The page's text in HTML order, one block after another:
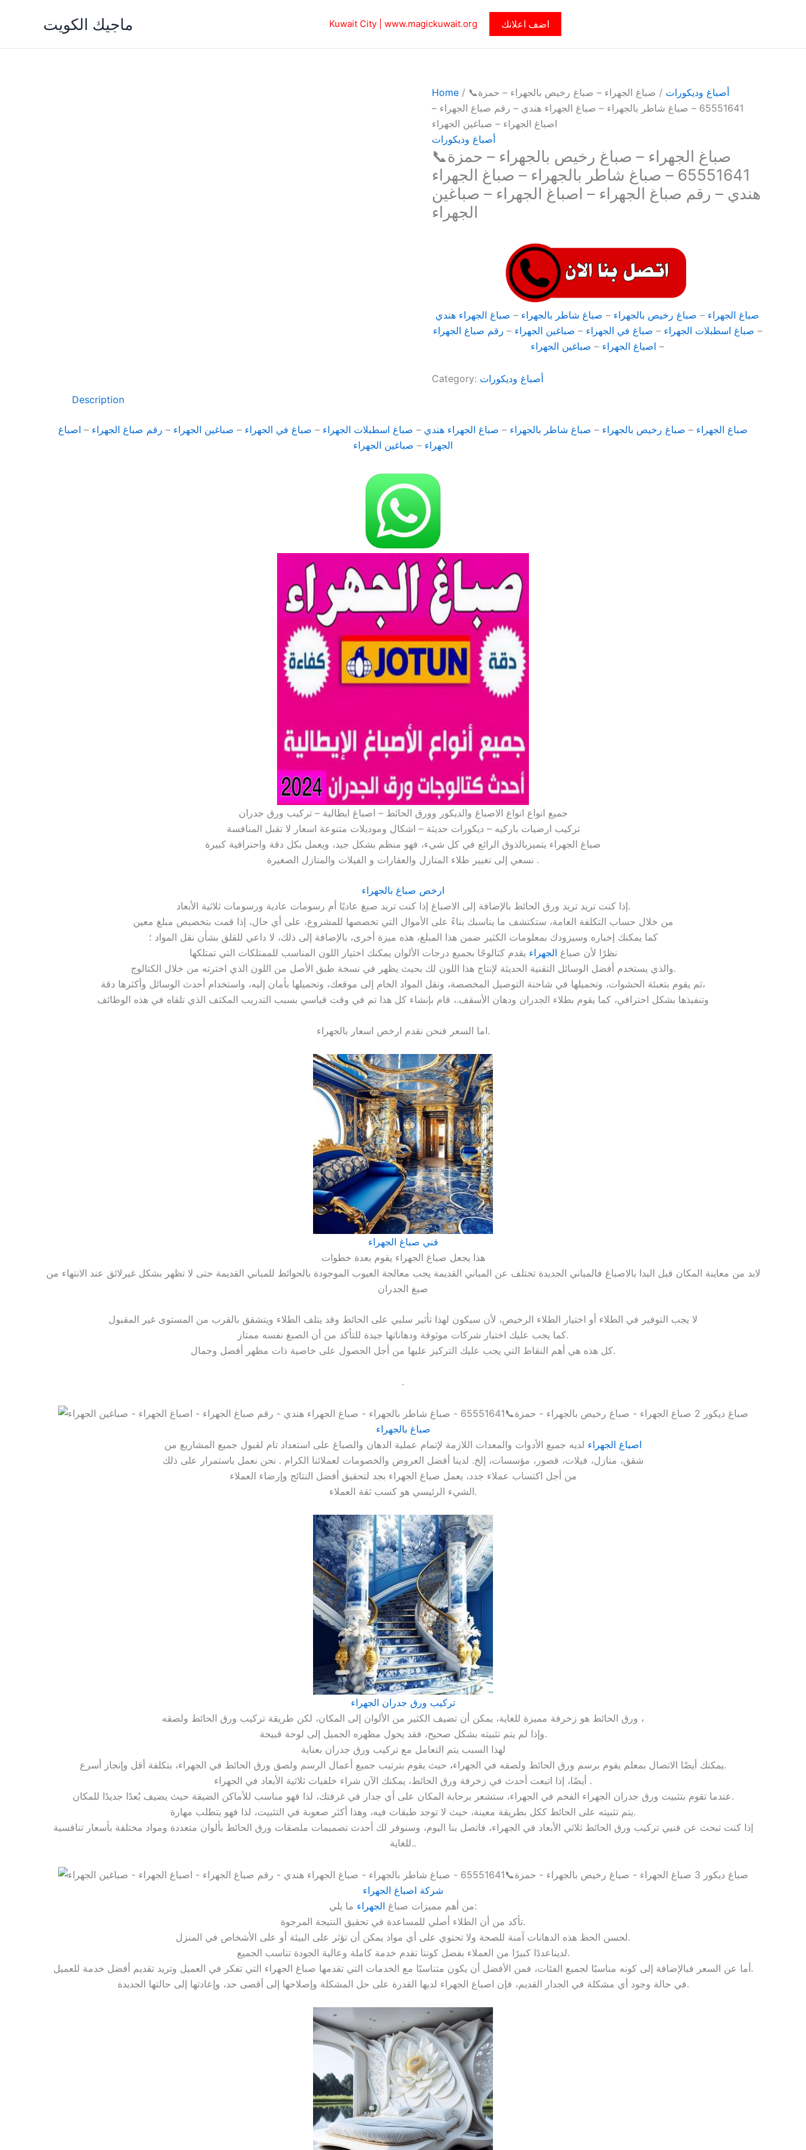
ماجيك الكويت Kuwait City | www.magickuwait.org اضف اعلانك
Home / أصباغ وديكورات / صباغ الجهراء – صباغ رخيص بالجهراء – حمزة📞
65551641 – صباغ شاطر بالجهراء – صباغ الجهراء هندي – رقم صباغ الجهراء –
اصباغ الجهراء – صباغين الجهراء
أصباغ وديكورات
صباغ الجهراء – صباغ رخيص بالجهراء – حمزة📞
65551641 – صباغ شاطر بالجهراء – صباغ الجهراء
هندي – رقم صباغ الجهراء – اصباغ الجهراء – صباغين
الجهراء
صباغ الجهراء – صباغ رخيص بالجهراء – صباغ شاطر بالجهراء – صباغ الجهراء هندي
– صباغ اسطبلات الجهراء – صباغ في الجهراء – صباغين الجهراء – رقم صباغ الجهراء
– اصباغ الجهراء – صباغين الجهراء
Category: أصباغ وديكورات
Description
صباغ الجهراء – صباغ رخيص بالجهراء – صباغ شاطر بالجهراء – صباغ الجهراء هندي – صباغ اسطبلات الجهراء – صباغ في الجهراء – صباغين الجهراء – رقم صباغ الجهراء – اصباغ
الجهراء – صباغين الجهراء
جميع انواع انواع الاصباغ والديكور وورق الحائط – اصباغ ايطالية – تركيب ورق جدران
تركيب ارضيات باركيه – ديكورات حديثة – اشكال وموديلات متنوعة اسعار لا تقبل المنافسة
صباغ الجهراء يتميزبالذوق الرائع في كل شيء، فهو منظم بشكل جيد، ويعمل بكل دقة واحترافية كبيرة
نسعي إلى تغيير طلاء المنازل والعقارات و الفيلات والمنازل الصغيرة .
ارخص صباغ بالجهراء
إذا كنت تريد تريد ورق الحائط بالإضافة إلى الاصباغ إذا كنت تريد صبغ عاديًا أم رسومات عادية ورسومات ثلاثية الأبعاد.
من خلال حساب التكلفة العامة، ستكتشف ما يناسبك بناءً على الأموال التي تخصصها للمشروع، على أي حال، إذا قمت بتخصيص مبلغ معين
كما يمكنك إخباره وسيزودك بمعلومات الكثير ضمن هذا المبلغ، هذه ميزة أخرى، بالإضافة إلى ذلك، لا داعي للقلق بشأن نقل المواد ؛
نظرًا لأن صباغ الجهراء يقدم كتالوجًا بجميع درجات الألوان يمكنك اختيار اللون المناسب للممتلكات التي تمتلكها
والذي يستخدم أفضل الوسائل التقنية الحديثة لإنتاج هذا اللون لك بحيث يظهر في نسخة طبق الأصل من اللون الذي اخترته من خلال الكتالوج.
ثم يقوم بتعبئة الحشوات، وتحميلها في شاحنة التوصيل المخصصة، ونقل المواد الخام إلى موقعك، وتحميلها بأمان إليه، واستخدام أحدث الوسائل وأكثرها دقة،
وتنفيذها بشكل احترافي، كما يقوم بطلاء الجدران ودهان الأسقف.، قام بإنشاء كل هذا تم في وقت قياسي بسبب التدريب المكثف الذي تلقاه في هذه الوظائف
اما السعر فنحن نقدم ارخص اسعار بالجهراء.
فني صباغ الجهراء
هذا يجعل صباغ الجهراء يقوم بعدة خطوات
لابد من معاينة المكان قبل البدا بالاصباغ فالمباني الجديدة تختلف عن المباني القديمة يجب معالجة العيوب الموجودة بالحوائط للمباني القديمة حتى لا تظهر بشكل غيرلائق عند الانتهاء من
صبغ الجدران
لا يجب التوفير في الطلاء أو اختيار الطلاء الرخيص، لأن سيكون لهذا تأثير سلبي على الحائط وقد يتلف الطلاء ويتشقق بالقرب من المستوى غير المقبول
كما يجب عليك اختيار شركات موثوقة ودهاناتها جيدة للتأكد من أن الصبغ نفسه ممتاز.
كل هذه هي أهم النقاط التي يجب عليك التركيز عليها من أجل الحصول على خاصية ذات مظهر أفضل وجمال.
.
صباغ بالجهراء
اصباغ الجهراء لديه جميع الأدوات والمعدات اللازمة لإتمام عملية الدهان والصباغ على استعداد تام لقبول جميع المشاريع من
شقق، منازل، فيلات، قصور، مؤسسات، إلخ. لدينا أفضل العروض والخصومات لعملائنا الكرام . نحن نعمل باستمرار على ذلك
من أجل اكتساب عملاء جدد، يعمل صباغ الجهراء بجد لتحقيق أفضل النتائج وإرضاء العملاء
الشيء الرئيسي هو كسب ثقة العملاء.
تركيب ورق جدران الجهراء
ورق الحائط هو زخرفة مميزة للغاية، يمكن أن تضيف الكثير من الألوان إلى المكان، لكن طريقة تركيب ورق الحائط ولصقه ،
وإذا لم يتم تثبيته بشكل صحيح، فقد يحول مظهره الجميل إلى لوحة قبيحة.
لهذا السبب يتم التعامل مع تركيب ورق جدران بعناية
يمكنك أيضًا الاتصال بمعلم يقوم برسم ورق الحائط ولصقه في الجهراء،
حيث يقوم بترتيب جميع أعمال الرسم ولصق ورق الحائط في الجهراء، بتكلفة أقل وإنجاز أسرع.
أيضًا، إذا اتبعت أحدث في زخرفة ورق الحائط، يمكنك الآن شراء خلفيات ثلاثية الأبعاد في الجهراء .
عندما تقوم بتثبيت ورق جدران الجهراء الفخم في الجهراء، ستشعر برحابة المكان على أي جدار في غرفتك، لذا فهو مناسب للأماكن الضيقة حيث يضيف بُعدًا جديدًا للمكان.
يتم تثبيته على الحائط ككل بطريقة معينة، حيث لا توجد طبقات فيه، وهذا أكثر صعوبة في التثبيت، لذا فهو يتطلب مهارة.
إذا كنت تبحث عن فنيي تركيب ورق الحائط ثلاثي الأبعاد في الجهراء، فاتصل بنا اليوم، وسنوفر لك أحدث تصميمات ملصقات ورق الحائط بألوان متعددة ومواد مختلفة بأسعار تنافسية
للغاية..
شركة اصباغ الجهراء
من أهم مميزات صباغ الجهراء
ما يلي:
تأكد من أن الطلاء أصلي للمساعدة في تحقيق النتيجة المرجوة.
لحسن الحظ هذه الدهانات آمنة للصحة ولا تحتوي على أي مواد يمكن أن تؤثر على البيئة أو على الأشخاص في المنزل.
لديناعددًا كبيرًا من العملاء بفضل كوننا تقدم خدمة كاملة وعالية الجودة تناسب الجميع.
أما عن السعر فبالإضافة إلى كونه مناسبًا لجميع الفئات، فمن الأفضل أن يكون متناسبًا مع الخدمات التي تقدمها صباغ الجهراء التي تفكر في العميل وتريد تقديم أفضل خدمة للعميل.
في حالة وجود أي مشكلة في الجدار القديم، فإن اصباغ الجهراء لديها القدرة على حل المشكلة وإصلاحها إلى أقصى حد، وإعادتها إلى حالتها الجديدة.